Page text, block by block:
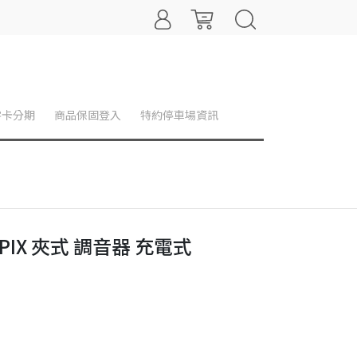
分期 商品保固登入 特約停車場資訊
夾式 調音器 充電式